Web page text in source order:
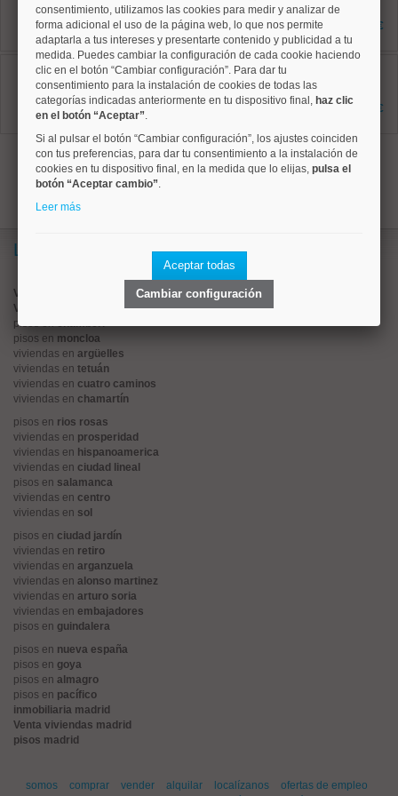
49 m²
3 dormitorios
1 baños
425.000 €
Arganzuela, Palos de Moguer
Ref: 10008859
157 m²
6 dormitorios
6 baños
1.089.000 €
1
Lo más buscado
Valorar vivienda online
Vender piso
pisos enchamberí
pisos en moncloa
viviendas en argüelles
viviendas en tetuán
viviendas en cuatro caminos
viviendas en chamartín
pisos en rios rosas
viviendas en prosperidad
viviendas en hispanoamerica
viviendas en ciudad lineal
pisos en salamanca
viviendas en centro
viviendas en sol
pisos en ciudad jardín
viviendas en retiro
viviendas en arganzuela
viviendas en alonso martinez
viviendas en arturo soria
viviendas en embajadores
pisos en guindalera
pisos en nueva españa
pisos en goya
pisos en almagro
pisos en pacífico
inmobiliaria madrid
Venta viviendas madrid
pisos madrid
somos comprar vender alquilar localízanos
ofertas de empleo
consentimiento, utilizamos las cookies para medir y analizar de
forma adicional el uso de la página web, lo que nos permite
adaptarla a tus intereses y presentarte contenido y publicidad a tu
medida. Puedes cambiar la configuración de cada cookie haciendo
clic en el botón “Cambiar configuración”. Para dar tu
consentimiento para la instalación de cookies de todas las
categorías indicadas anteriormente en tu dispositivo final, haz clic
en el botón “Aceptar”.
Si al pulsar el botón “Cambiar configuración”, los ajustes coinciden
con tus preferencias, para dar tu consentimiento a la instalación de
cookies en tu dispositivo final, en la medida que lo elijas, pulsa el
botón “Aceptar cambio”.
Leer más
Aceptar todas
Cambiar configuración